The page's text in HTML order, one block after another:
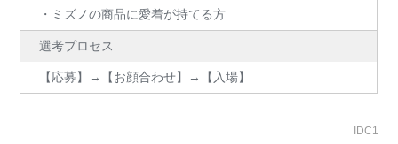
・ミズノの商品に愛着が持てる方
選考プロセス
【応募】→【お顔合わせ】→【入場】
IDC1